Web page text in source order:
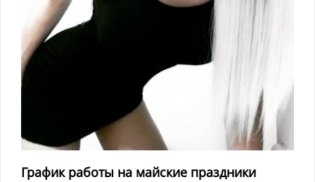
График работы на майские праздники